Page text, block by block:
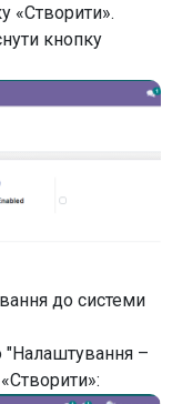
«Створити».
кнопку
до системи
–